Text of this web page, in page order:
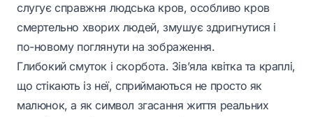
слугує справжня людська кров, особливо кров
смертельно хворих людей, змушує здригнутися і
по-новому поглянути на зображення.
Глибокий смуток і скорбота. Зів’яла квітка та краплі,
що стікають із неї, сприймаються не просто як
малюнок, а як символ згасання життя реальних